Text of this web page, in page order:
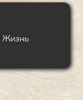
Жизнь